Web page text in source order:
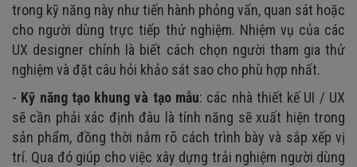
trong kỹ năng này như tiến hành phỏng vấn, quan sát hoặc
cho người dùng trực tiếp thử nghiệm. Nhiệm vụ của các
UX designer chính là biết cách chọn người tham gia thử
nghiệm và đặt câu hỏi khảo sát sao cho phù hợp nhất.
- Kỹ năng tạo khung và tạo mẫu: các nhà thiết kế UI / UX
sẽ cần phải xác định đâu là tính năng sẽ xuất hiện trong
sản phẩm, đồng thời nắm rõ cách trình bày và sắp xếp vị
trí. Qua đó giúp cho việc xây dựng trải nghiệm người dùng